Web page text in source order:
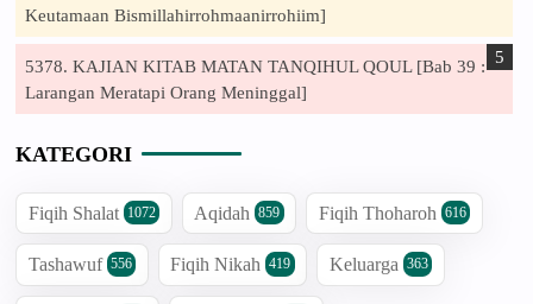
Keutamaan Bismillahirrohmaanirrohiim]
5378. KAJIAN KITAB MATAN TANQIHUL QOUL [Bab 39 :
Larangan Meratapi Orang Meninggal]
KATEGORI
Fiqih Shalat 1072 Aqidah 859 Fiqih Thoharoh 616
Tashawuf 556 Fiqih Nikah 419 Keluarga 363